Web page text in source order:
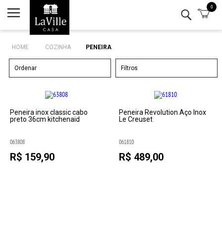
0
Minha conta
Lista de Presentes
Mesa
Eletro
Bar
Decor
HOME COZINHA PENEIRA
Filtros
Ordenar
Peneira inox classic cabo
preto 36cm kitchenaid
063808
R$ 159,90
Peneira Revolution Aço Inox
Le Creuset
061810
R$ 489,00